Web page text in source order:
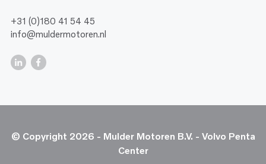
+31 (0)180 41 54 45
info@muldermotoren.nl
© Copyright 2026 - Mulder Motoren B.V. - Volvo Penta
Center